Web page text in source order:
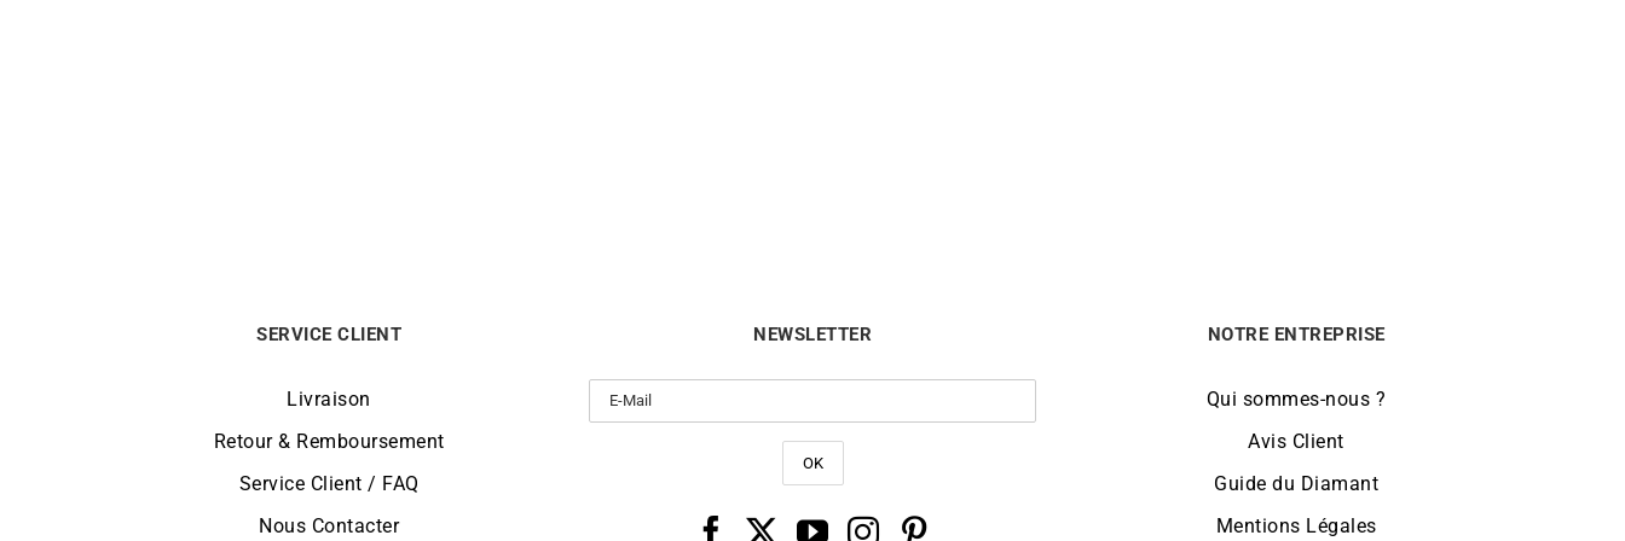
SERVICE CLIENT
Livraison
Retour & Remboursement
Service Client / FAQ
Nous Contacter
NEWSLETTER NOTRE ENTREPRISE
Qui sommes-nous ?
Avis Client
Guide du Diamant
Mentions Légales